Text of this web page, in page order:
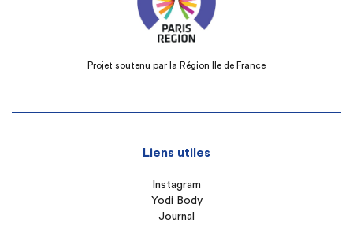
Projet soutenu par la Région Ile de France
Liens utiles
Instagram
Yodi Body
Journal